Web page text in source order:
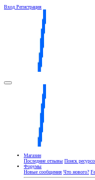
Вход Регистрация
Магазин
Последние отзывы Поиск
Форумы
Новые сообщения Что нового?